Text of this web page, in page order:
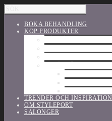
BOKA BEHANDLING
KÖP PRODUKTER
TRENDER OCH INSPIRATION
OM STYLEPORT
SALONGER